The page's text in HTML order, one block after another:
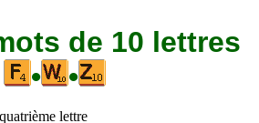
de 10 lettres
• •
lettre